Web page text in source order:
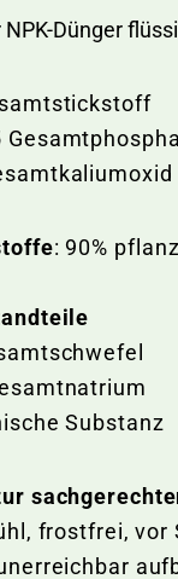
NPK-Dünger
: 90%
Substanz
frostfrei,